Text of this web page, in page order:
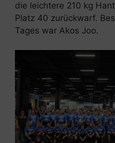
die leichtere 210 kg
Platz 40 zurückwarf.
Tages war Akos Joo.